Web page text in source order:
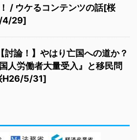
/ ウケるコンテンツの話[桜
4/29]
討論！】やはり亡国への道か？
国人労働者大量受入』と移民問
H26/5/31]